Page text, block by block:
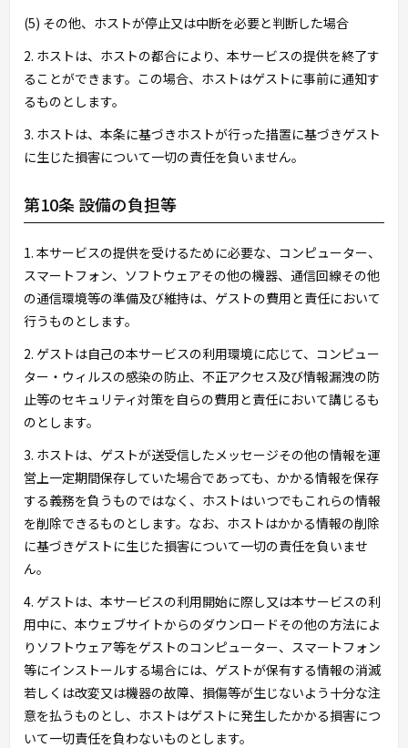
(5) その他、ホストが停止又は中断を必要と判断した場合
2. ホストは、ホストの都合により、本サービスの提供を終了す
ることができます。この場合、ホストはゲストに事前に通知す
るものとします。
3. ホストは、本条に基づきホストが行った措置に基づきゲスト
に生じた損害について一切の責任を負いません。
第10条 設備の負担等
1. 本サービスの提供を受けるために必要な、コンピューター、
スマートフォン、ソフトウェアその他の機器、通信回線その他
の通信環境等の準備及び維持は、ゲストの費用と責任において
行うものとします。
2. ゲストは自己の本サービスの利用環境に応じて、コンピュー
ター・ウィルスの感染の防止、不正アクセス及び情報漏洩の防
止等のセキュリティ対策を自らの費用と責任において講じるも
のとします。
3. ホストは、ゲストが送受信したメッセージその他の情報を運
営上一定期間保存していた場合であっても、かかる情報を保存
する義務を負うものではなく、ホストはいつでもこれらの情報
を削除できるものとします。なお、ホストはかかる情報の削除
に基づきゲストに生じた損害について一切の責任を負いませ
ん。
4. ゲストは、本サービスの利用開始に際し又は本サービスの利
用中に、本ウェブサイトからのダウンロードその他の方法によ
りソフトウェア等をゲストのコンピューター、スマートフォン
等にインストールする場合には、ゲストが保有する情報の消滅
若しくは改変又は機器の故障、損傷等が生じないよう十分な注
意を払うものとし、ホストはゲストに発生したかかる損害につ
いて一切責任を負わないものとします。